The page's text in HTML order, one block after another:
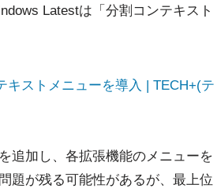
Latestは「分割コンテキスト
キストメニューを導入 | TECH+(テ
追加し、各拡張機能のメニューを
題が残る可能性があるが、最上位